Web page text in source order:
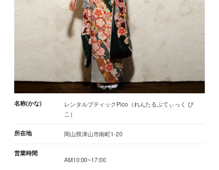
名称(かな)
レンタルブティックPico（れんたるぶてぃっく ぴ
こ）
所在地 岡山県津山市南町1-20
営業時間
AM10:00~17:00